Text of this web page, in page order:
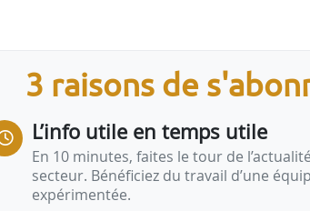
cas de soutien financier de l’éco-
la prise en charge financière…
3 raisons de
L’info utile en temps utile
En 10 minutes, faites le tour de
secteur. Bénéficiez du travail d’une
expérimentée.